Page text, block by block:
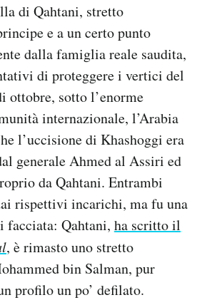
di Qahtani, stretto
e a un certo punto
dalla famiglia reale saudita,
di proteggere i vertici del
ottobre, sotto l’enorme
internazionale, l’Arabia
l’uccisione di Khashoggi era
generale Ahmed al Assiri ed
da Qahtani. Entrambi
rispettivi incarichi, ma fu una
facciata: Qahtani, ha scritto il
, è rimasto uno stretto
bin Salman, pur
profilo un po’ defilato.